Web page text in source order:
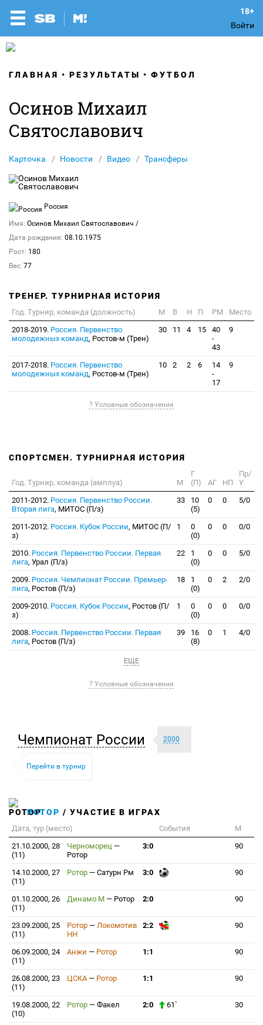
Войти
ГЛАВНАЯ РЕЗУЛЬТАТЫ ФУТБОЛ
Осинов Михаил
Святославович
Карточка Новости Видео Трансферы
Россия
Имя: Осинов Михаил Святославович /
Дата рождения: 08.10.1975
Рост: 180
Вес: 77
ТРЕНЕР. ТУРНИРНАЯ ИСТОРИЯ
Год. Турнир, команда (должность) М В Н П РМ
Место
2018-2019. Россия. Первенство
молодежных команд, Ростов-м (Трен)
30 11 4 15
40
-
43
9
2017-2018. Россия. Первенство
молодежных команд, Ростов-м (Трен)
10 2 2 6
14
-
17
9
? Условные обозначения
СПОРТСМЕН. ТУРНИРНАЯ ИСТОРИЯ
Год. Турнир, команда (амплуа) М
Г
(П)
АГ НП
Пр/
У
2011-2012. Россия. Первенство России.
Вторая лига, МИТОС (П/з)
33
10
(5)
0 0 5/0
2011-2012. Россия. Кубок России, МИТОС (П/
з)
1
0
(0)
0 0 0/0
2010. Россия. Первенство России. Первая
лига, Урал (П/з)
22
1
(0)
0 0 5/0
2009. Россия. Чемпионат России. Премьер-
лига, Ростов (П/з)
18
1
(0)
0 2 2/0
2009-2010. Россия. Кубок России, Ростов (П/
з)
1
0
(0)
0 0 0/0
2008. Россия. Первенство России. Первая
лига, Ростов (П/з)
39
16
(8)
0 1 4/0
ЕЩЕ
? Условные обозначения
Чемпионат России 2000
Перейти в турнир
РОТОР / УЧАСТИЕ В ИГРАХ
Дата, тур (место) События
М
21.10.2000, 28
(11)
Черноморец —
Ротор
3:0 90
14.10.2000, 27
(11)
Ротор — Сатурн Рм 3:0 90
01.10.2000, 26
(11)
Динамо М — Ротор 2:0 90
23.09.2000, 25
(11)
Ротор — Локомотив
НН
2:2 90
06.09.2000, 24
(11)
Анжи — Ротор 1:1 90
26.08.2000, 23
(11)
ЦСКА — Ротор 1:1 90
19.08.2000, 22
(10)
Ротор — Факел 2:0 61` 30